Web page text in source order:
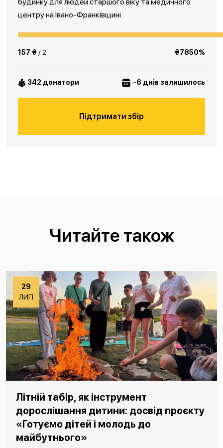
центру на Івано-Франківщині.
157 ₴ / 2 ₴7850%
342 донатори -6 днів залишилось
Підтримати збір
Читайте також
29
ЛИП
Літній табір, як інструмент
дорослішання дитини: досвід проєкту
«Готуємо дітей і молодь до
майбутнього»